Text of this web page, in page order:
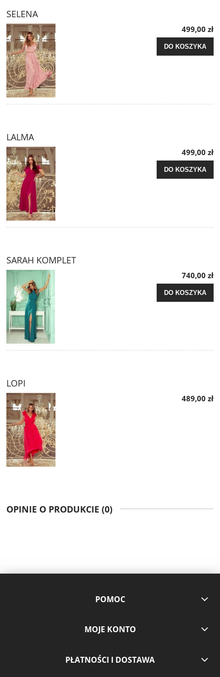
SELENA
499,00 zł
DO KOSZYKA
LALMA
499,00 zł
DO KOSZYKA
SARAH KOMPLET
740,00 zł
DO KOSZYKA
LOPI
489,00 zł
OPINIE O PRODUKCIE (0)
POMOC
MOJE KONTO
PŁATNOŚCI I DOSTAWA